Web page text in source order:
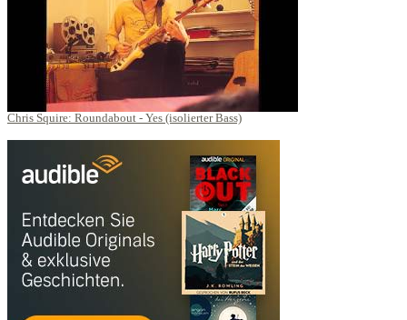
Chris Squire: Roundabout - Yes (isolierter Bass)